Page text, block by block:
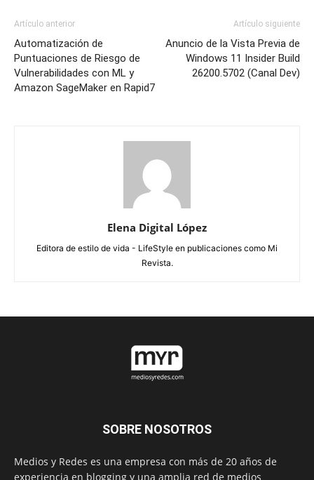
Artículo anterior
Automatización de
Puntuaciones de Riesgo de
Vulnerabilidades con ML y
Amazon SageMaker en Rapid7
Artículo siguiente
Anuncio de la Vista Previa de
Windows 11 Insider Build
26200.5702 (Canal Dev)
Elena Digital López
Editora de estilo de vida - LifeStyle en publicaciones como Mi
Revista.
SOBRE NOSOTROS
Medios y Redes es una empresa con más de 20 años de
experiencia en blogging y una amplia red de medios